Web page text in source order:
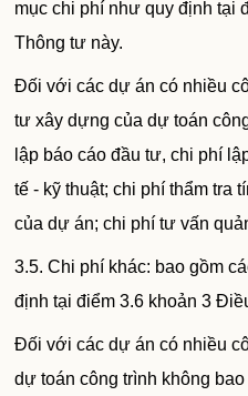
mục chi phí như quy định tại
Thông tư này.
Đối với các dự án có nhiều
tư xây dựng của dự toán
lập báo cáo đầu tư, chi phí
tế - kỹ thuật; chi phí thẩm tra
của dự án; chi phí tư vấn
3.5. Chi phí khác: bao gồm
định tại điểm 3.6 khoản 3
Đối với các dự án có nhiều
dự toán công trình không